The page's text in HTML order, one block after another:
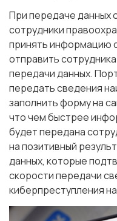
При передаче данных
сотрудники
принять информацию
отправить
передачи данных.
передать сведения
заполнить форму на
что чем быстрее
будет передана
на позитивный
данных, которые
скорости передачи
киберпреступления